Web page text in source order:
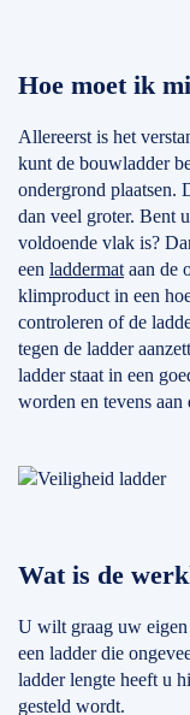
Hoe moet ik
Allereerst is het
kunt de bouwladder
ondergrond plaatsen.
dan veel groter. Bent
voldoende vlak is?
een laddermat aan de
klimproduct in een
controleren of de
tegen de ladder
ladder staat in een
worden en tevens aan
Wat is de
U wilt graag uw eigen
een ladder die
ladder lengte heeft u
gesteld wordt.